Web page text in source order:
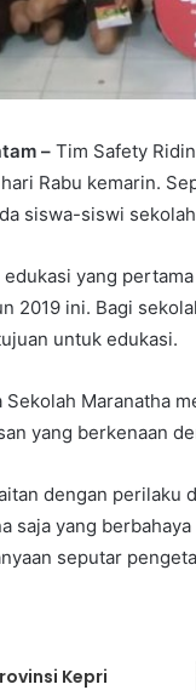
– Tim Safety
Rabu kemarin.
siswa-siswi
yang
2019 ini. Bagi
untuk edukasi.
Maranatha
yang berkenaan
dengan perilaku
saja yang
seputar
Kepri